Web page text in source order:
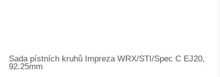
Sada pístních kruhů Impreza WRX/STI/Spec C EJ20,
92.25mm